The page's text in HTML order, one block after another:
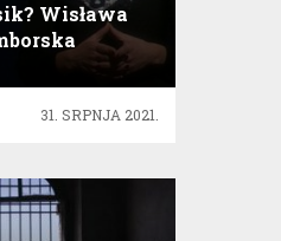
Wisława
31. SRPNJA 2021.